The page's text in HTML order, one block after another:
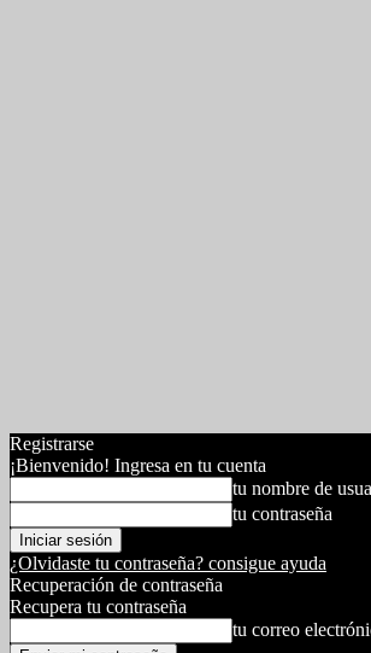
Registrarse
¡Bienvenido! Ingresa en tu cuenta
tu nombre de
tu contraseña
¿Olvidaste tu contraseña? consigue ayuda
Recuperación de contraseña
Recupera tu contraseña
tu correo